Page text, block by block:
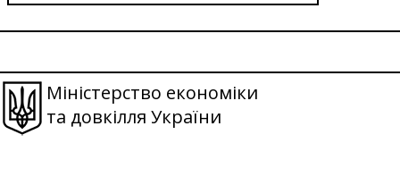
Міністерство економіки
та довкілля України